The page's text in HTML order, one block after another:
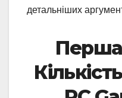
детальніших